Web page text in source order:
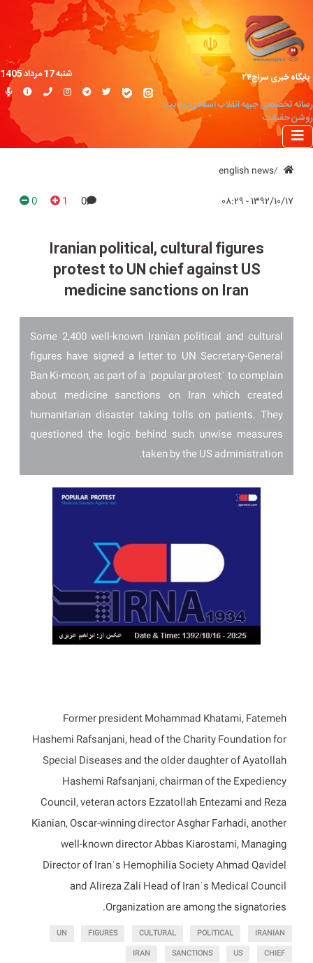
پایگاه خبری سراج۲۴
رسانه تخصصی جبهه انقلاب اسلامی؛ روایت
روشن حقیقت
شنبه 17 مرداد 1405
english news
۱۳۹۲/۱۰/۱۷ - ۰۸:۲۹ 0
1
0
Iranian political, cultural figures
protest to UN chief against US
medicine sanctions on Iran
Some 2,400 well-known Iranian political and cultural
figures have signed a letter to UN Secretary-General
Ban Ki-moon, as part of a ˈpopular protestˈ to complain
about medicine sanctions on Iran which created
humanitarian disaster taking tolls on patients. They
questioned the logic behind such unwise measures
taken by the US administration.
Former president Mohammad Khatami, Fatemeh
Hashemi Rafsanjani, head of the Charity Foundation for
Special Diseases and the older daughter of Ayatollah
Hashemi Rafsanjani, chairman of the Expediency
Council, veteran actors Ezzatollah Entezami and Reza
Kianian, Oscar-winning director Asghar Farhadi, another
well-known director Abbas Kiarostami, Managing
Director of Iranˈs Hemophilia Society Ahmad Qavidel
and Alireza Zali Head of Iranˈs Medical Council
Organization are among the signatories.
IRANIAN
POLITICAL
CULTURAL
FIGURES
UN
CHIEF
US
SANCTIONS
IRAN